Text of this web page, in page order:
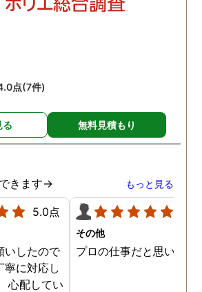
証拠が取れ
まされてい
をお勧めい
を遥かに上回るスピーデ
た。 一般的な探偵を雇
かかる費用の相場を他で
いたよりも随分と価格も
拠の映像もとても鮮明で
っかり証拠を獲得するこ
ができ、とてもありがた
ったです。 その後のフ
ーも含めですが、相談さ
ていただくと親身に相談
点(7件)
る 無料見積もり
きます→ もっと見る
5.0点
いしたので
寧に対応し
心配してい
その他
プロの仕事だと思います